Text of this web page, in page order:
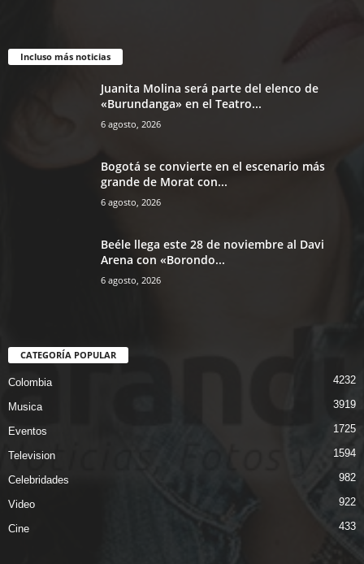
Incluso más noticias
Juanita Molina será parte del elenco de
«Burundanga» en el Teatro...
6 agosto, 2026
Bogotá se convierte en el escenario más
grande de Morat con...
6 agosto, 2026
Beéle llega este 28 de noviembre al Davi
Arena con «Borondo...
6 agosto, 2026
CATEGORÍA POPULAR
Colombia 4232
Musica 3919
Eventos 1725
Television 1594
Celebridades 982
Video 922
Cine 433